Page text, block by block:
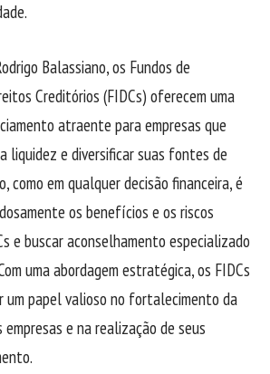
Balassiano, os Fundos de
Creditórios (FIDCs) oferecem uma
atraente para empresas que
liquidez e diversificar suas fontes de
como em qualquer decisão financeira, é
os benefícios e os riscos
e buscar aconselhamento especializado
uma abordagem estratégica, os FIDCs
um papel valioso no fortalecimento da
e na realização de seus